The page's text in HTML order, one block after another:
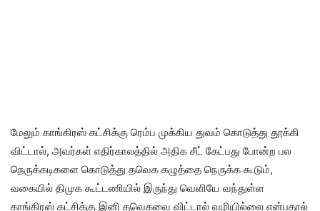
மேலும் காங்கிரஸ் கட்சிக்கு ரெம்ப முக்கிய துவம் கொடுத்து தூக்கி
விட்டால், அவர்கள் எதிர்காலத்தில் அதிக சீட் கேட்பது போன்ற பல
நெருக்கடிகளை கொடுத்து தவெக கழுத்தை நெருக்க கூடும்,
வகையில் திமுக கூட்டணியில் இருந்து வெளியே வந்துள்ள
காங்கிரஸ் கட்சிக்கு இனி தவெகவை விட்டால் வழியில்லை என்பதால்